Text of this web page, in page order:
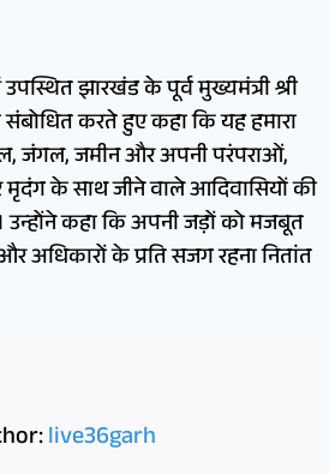
झारखंड के पूर्व मुख्यमंत्री श्री
संबोधित करते हुए कहा कि यह हमारा
जंगल, जमीन और अपनी परंपराओं,
के साथ जीने वाले आदिवासियों की
उन्होंने कहा कि अपनी जड़ों को मजबूत
अधिकारों के प्रति सजग रहना नितांत
live36garh